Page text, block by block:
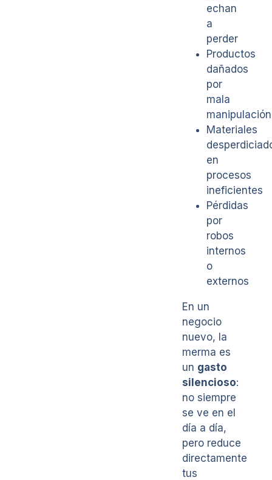
echan
a
perder
Productos
dañados
por
mala
manipulación
Materiales
en
procesos
ineficientes
Pérdidas
por
robos
internos
o
externos
En un
negocio
nuevo, la
merma es
un gasto
silencioso:
no siempre
se ve en el
día a día,
pero reduce
directamente
tus